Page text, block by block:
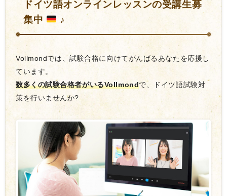
ドイツ語オンラインレッスンの受講生募
集中
♪
Vollmondでは、試験合格に向けてがんばるあなたを応援し
ています。
数多くの試験合格者がいるVollmondで、ドイツ語試験対
策を行いませんか?